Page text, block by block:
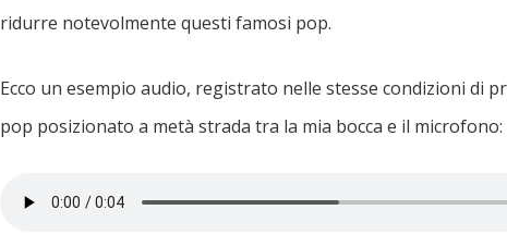
ridurre notevolmente questi famosi pop.
Ecco un esempio audio, registrato nelle stesse condizioni di
pop posizionato a metà strada tra la mia bocca e il microfono: